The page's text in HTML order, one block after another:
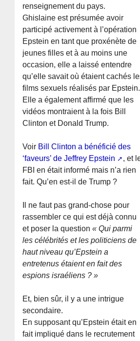
renseignement du pays.
Ghislaine est présumée avoir
participé activement à l’opération
Epstein en tant que proxénète de
jeunes filles et à au moins une
occasion, elle a laissé entendre
qu’elle savait où étaient cachés
films sexuels réalisés par Epstein.
Elle a également affirmé que les
vidéos montraient à la fois Bill
Clinton et Donald Trump.
Voir Bill Clinton a bénéficié des
‘faveurs’ de Jeffrey Epstein
, et
FBI en était informé mais n’a rien
fait. Qu’en est-il de Trump ?
Il ne faut pas grand-chose pour
rassembler ce qui est déjà connu
et poser la question« Qui parmi
les célébrités et les politiciens de
haut niveau qu’Epstein a
entretenus étaient en fait des
espions israéliens ? »
Et, bien sûr, il y a une intrigue
secondaire.
En supposant qu’Epstein était en
fait impliqué dans le recrutement